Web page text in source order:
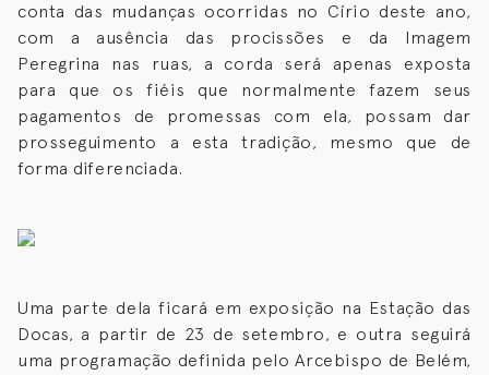
conta das mudanças ocorridas no Círio deste ano,
com a ausência das procissões e da Imagem
Peregrina nas ruas, a corda será apenas exposta
para que os fiéis que normalmente fazem seus
pagamentos de promessas com ela, possam dar
prosseguimento a esta tradição, mesmo que de
forma diferenciada.
Uma parte dela ficará em exposição na Estação das
Docas, a partir de 23 de setembro, e outra seguirá
uma programação definida pelo Arcebispo de Belém,